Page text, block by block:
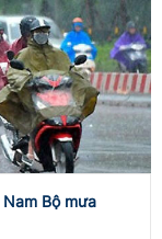
Bộ mưa